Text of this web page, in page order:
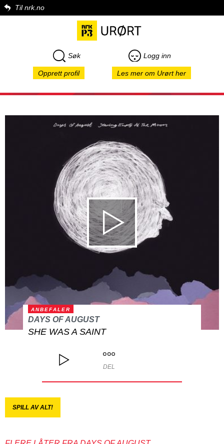
Til nrk.no
Søk Logg inn
Opprett profil Les mer om Urørt her
ANBEFALER
DAYS OF AUGUST
SHE WAS A SAINT
DEL
SPILL AV ALT!